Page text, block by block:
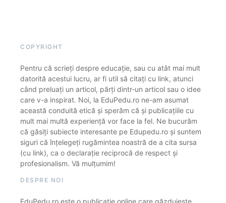
COPYRIGHT
Pentru că scrieți despre educație, sau cu atât mai mult
datorită acestui lucru, ar fi util să citați cu link, atunci
când preluați un articol, părți dintr-un articol sau o idee
care v-a inspirat. Noi, la EduPedu.ro ne-am asumat
această conduită etică și sperăm că și publicațiile cu
mult mai multă experiență vor face la fel. Ne bucurăm
că găsiți subiecte interesante pe Edupedu.ro și suntem
siguri că înțelegeți rugămintea noastră de a cita sursa
(cu link), ca o declarație reciprocă de respect și
profesionalism. Vă mulțumim!
DESPRE NOI
EduPedu.ro este o publicație online care găzduiește